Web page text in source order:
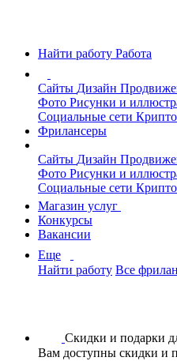
Найти работу Работа
Сайты Дизайн
Фото Рисунки и
Социальные сети
Фрилансеры
Сайты Дизайн
Фото Рисунки и
Социальные сети
Магазин услуг
Конкурсы
Вакансии
Еще
Найти работу Все
Скидки и подарки
Вам доступны скидки и